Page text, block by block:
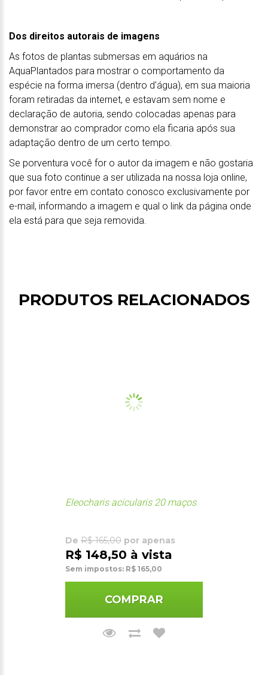
Dos direitos autorais de imagens
As fotos de plantas submersas em aquários na
AquaPlantados para mostrar o comportamento da
espécie na forma imersa (dentro d'água), em sua maioria
foram retiradas da internet, e estavam sem nome e
declaração de autoria, sendo colocadas apenas para
demonstrar ao comprador como ela ficaria após sua
adaptação dentro de um certo tempo.
Se porventura você for o autor da imagem e não gostaria
que sua foto continue a ser utilizada na nossa loja online,
por favor entre em contato conosco exclusivamente por
e-mail, informando a imagem e qual o link da página onde
ela está para que seja removida.
PRODUTOS RELACIONADOS
Eleocharis acicularis 20 maços
De R$ 165,00 por apenas
R$ 148,50 à vista
Sem impostos: R$ 165,00
COMPRAR